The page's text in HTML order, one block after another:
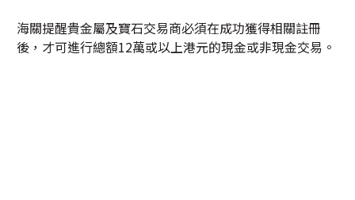
海關提醒貴金屬及寶石交易商必須在成功獲得相關註冊
後，才可進行總額12萬或以上港元的現金或非現金交易。